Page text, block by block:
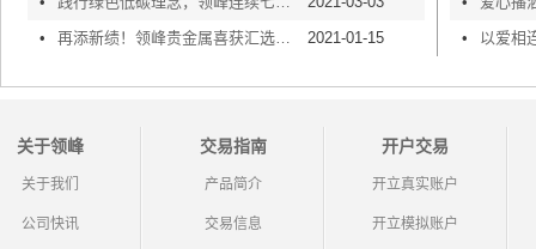
•
2021-01-15
•
关于领峰
关于我们
公司快讯
交易指南
产品简介
交易信息
开户交易
开立真实账户
开立模拟账户